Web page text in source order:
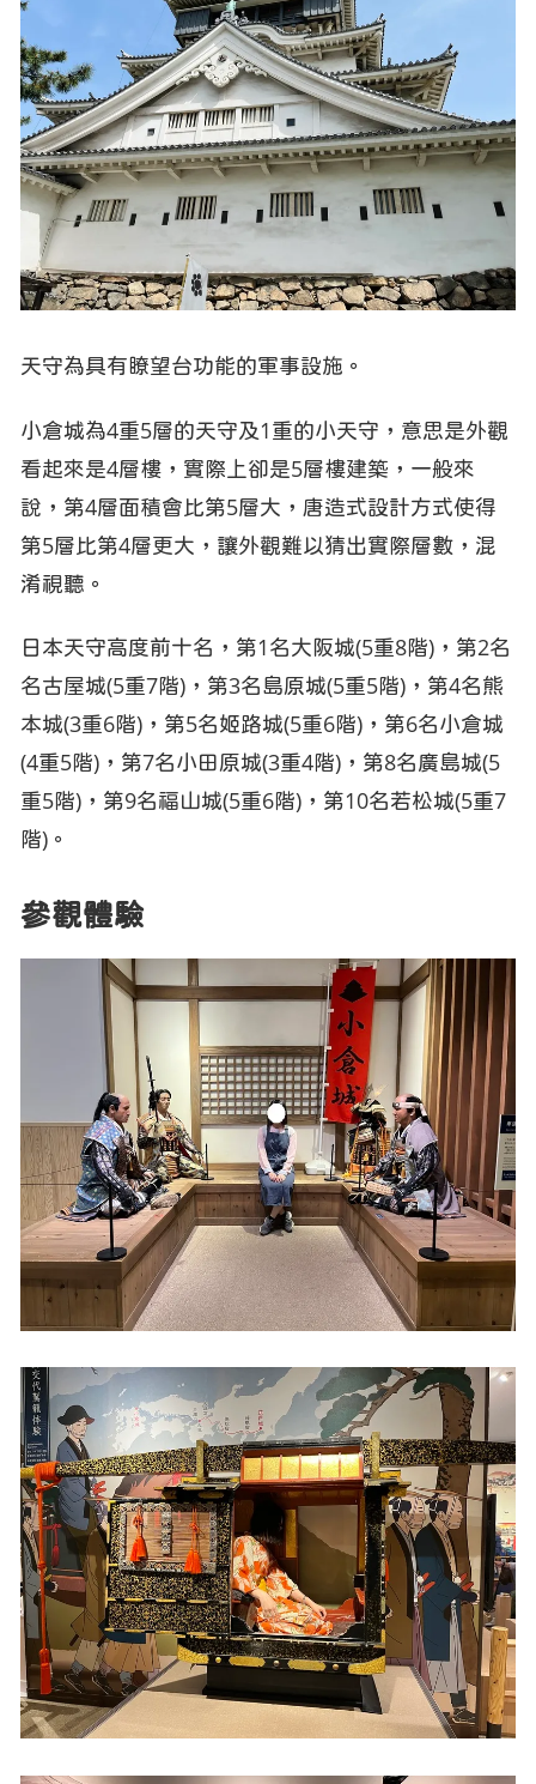
天守為具有瞭望台功能的軍事設施。
小倉城為4重5層的天守及1重的小天守，意思是外觀
看起來是4層樓，實際上卻是5層樓建築，一般來
說，第4層面積會比第5層大，唐造式設計方式使得
第5層比第4層更大，讓外觀難以猜出實際層數，混
淆視聽。
日本天守高度前十名，第1名大阪城(5重8階)，第2名
名古屋城(5重7階)，第3名島原城(5重5階)，第4名熊
本城(3重6階)，第5名姬路城(5重6階)，第6名小倉城
(4重5階)，第7名小田原城(3重4階)，第8名廣島城(5
重5階)，第9名福山城(5重6階)，第10名若松城(5重7
階)。
參觀體驗